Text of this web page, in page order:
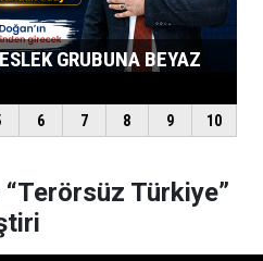
Türkiye”